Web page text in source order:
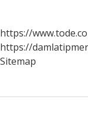
https://
https://
Sitemap